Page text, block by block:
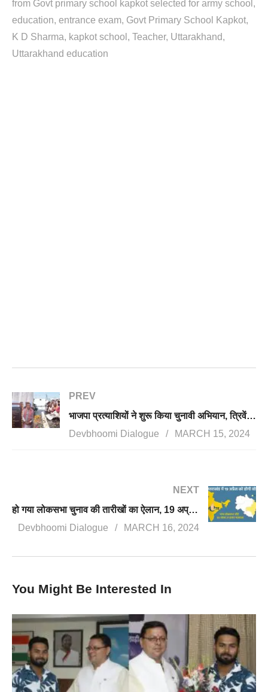
from Govt primary school kapkot selected for army school
education entrance exam Govt Primary School Kapkot
K D Sharma
kapkot school Teacher Uttarakhand
Uttarakhand education
PREV
भाजपा प्रत्याशियों ने शुरू किया चुनावी अभियान, त्रिवेंद्र ने किया शहीदों को नमन, बलूनी ने किया तारामंडल का शिलान्यास
Devbhoomi Dialogue
MARCH 15, 2024
NEXT
हो गया लोकसभा चुनाव की तारीखों का ऐलान, 19 अप्रैल को वोट करेगा उत्तराखंड
Devbhoomi Dialogue
MARCH 16, 2024
You Might Be Interested In